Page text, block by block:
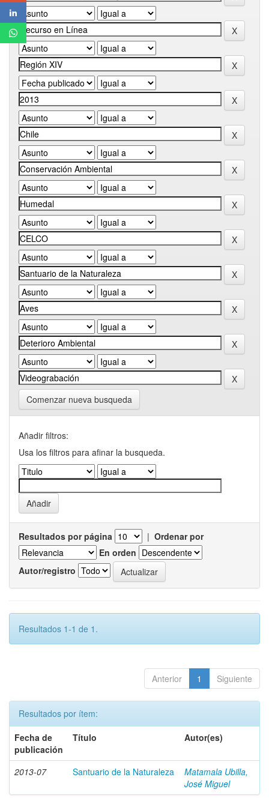
Comenzar nueva busqueda
Añadir filtros:
Usa los filtros para afinar la busqueda.
Resultados por página | Ordenar por
En orden
Autor/registro
Resultados 1-1 de 1.
Anterior 1 Siguiente
Resultados por ítem:
Fecha de
publicación
Título Autor(es)
2013-07 Santuario de la Naturaleza
Matamala Ubilla,
José Miguel